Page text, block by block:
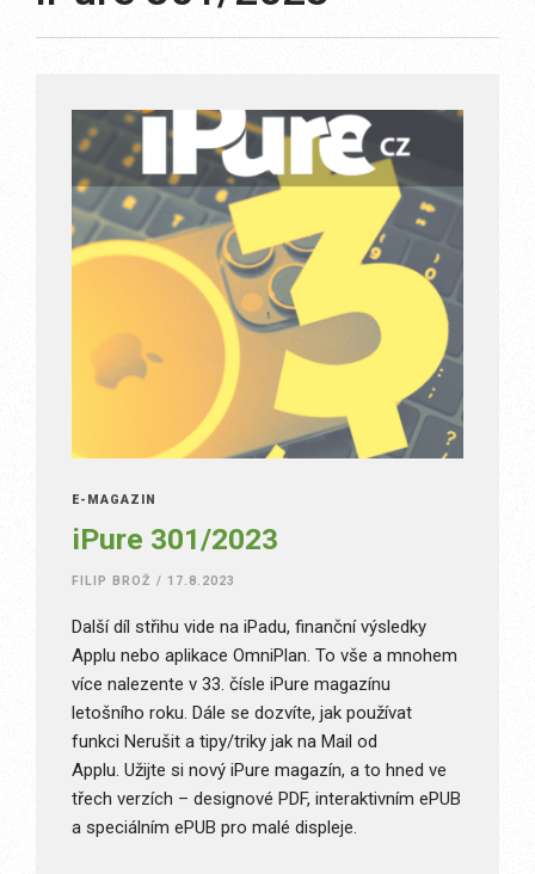
E-MAGAZÍN
iPure 301/2023
FILIP BROŽ / 17.8.2023
Další díl střihu vide na iPadu, finanční výsledky
Applu nebo aplikace OmniPlan. To vše a mnohem
více nalezente v 33. čísle iPure magazínu
letošního roku. Dále se dozvíte, jak používat
funkci Nerušit a tipy/triky jak na Mail od
Applu. Užijte si nový iPure magazín, a to hned ve
třech verzích – designové PDF, interaktivním ePUB
a speciálním ePUB pro malé displeje.